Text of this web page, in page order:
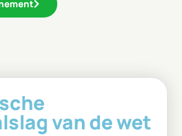
van de wet